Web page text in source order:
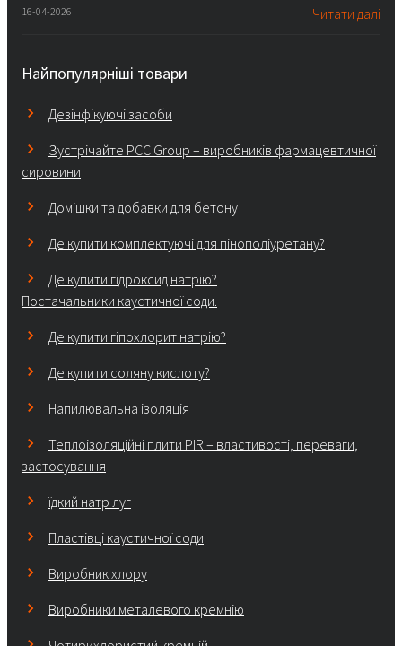
16-04-2026 Читати далі
Найпопулярніші товари
Дезінфікуючі засоби
Зустрічайте PCC Group – виробників фармацевтичної
сировини
Домішки та добавки для бетону
Де купити комплектуючі для пінополіуретану?
Де купити гідроксид натрію?
Постачальники каустичної соди.
Де купити гіпохлорит натрію?
Де купити соляну кислоту?
Напилювальна ізоляція
Теплоізоляційні плити PIR – властивості, переваги,
застосування
їдкий натр луг
Пластівці каустичної соди
Виробник хлору
Виробники металевого кремнію